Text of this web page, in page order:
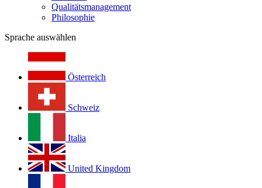
Qualitätsmanagement
Philosophie
Sprache auswählen
Österreich
Schweiz
Italia
United Kingdom